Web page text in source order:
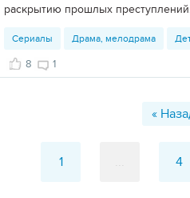
раскрытию прошлых
Сериалы Драма, мелодрама
8 1
«
1 4